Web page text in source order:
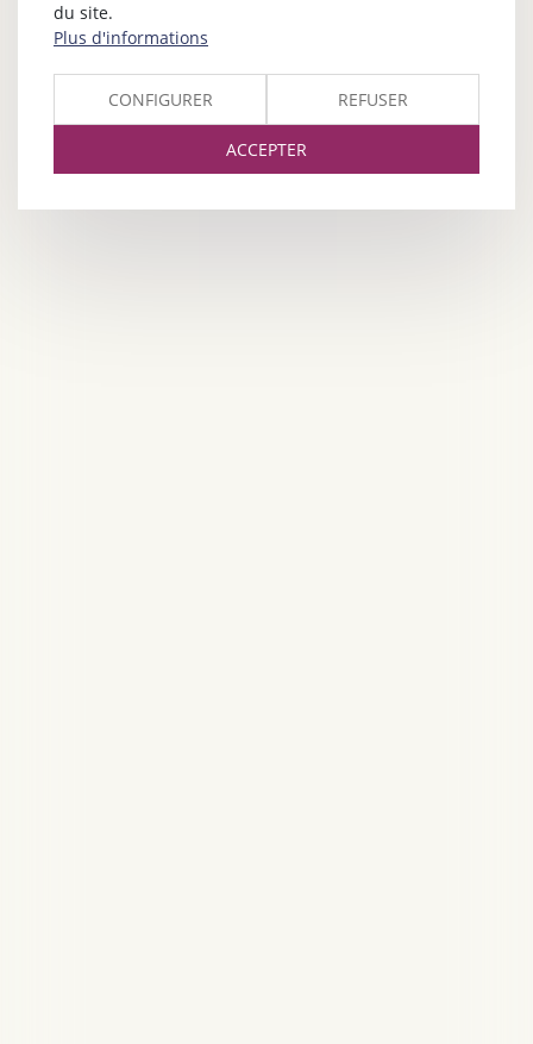
du site.
Plus d'informations
CONFIGURER REFUSER
ACCEPTER